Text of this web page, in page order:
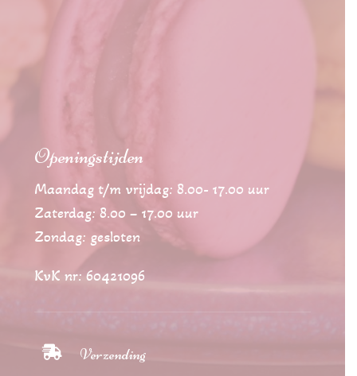
Openingstijden
Maandag t/m vrijdag: 8.00- 17.00 uur
Zaterdag: 8.00 – 17.00 uur
Zondag: gesloten
KvK nr: 60421096
 Verzending